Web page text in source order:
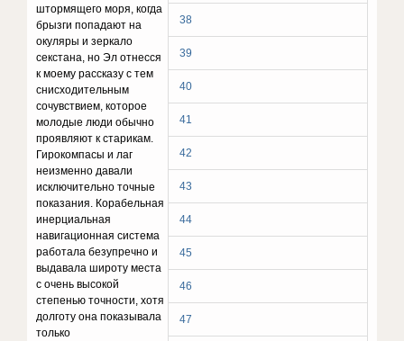
38
39
40
41
42
43
44
45
46
47
штормящего моря, когда
брызги попадают на
окуляры и зеркало
секстана, но Эл отнесся
к моему рассказу с тем
снисходительным
сочувствием, которое
молодые люди обычно
проявляют к старикам.
Гирокомпасы и лаг
неизменно давали
исключительно точные
показания. Корабельная
инерциальная
навигационная система
работала безупречно и
выдавала широту места
с очень высокой
степенью точности, хотя
долготу она показывала
только